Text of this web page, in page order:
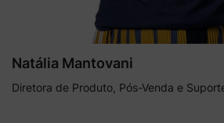
Natália Mantovani
Diretora de Produto, Pós-Venda e